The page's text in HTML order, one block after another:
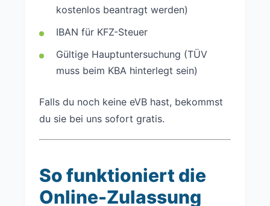
kostenlos beantragt werden)
IBAN für KFZ-Steuer
Gültige Hauptuntersuchung (TÜV
muss beim KBA hinterlegt sein)
Falls du noch keine eVB hast, bekommst
du sie bei uns sofort gratis.
So funktioniert die
Online-Zulassung